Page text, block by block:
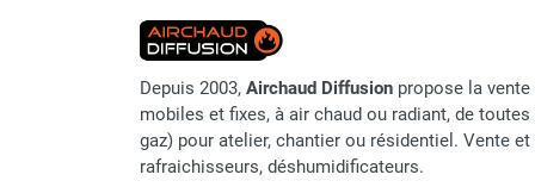
Chauffage FARM au gaz
Chauffage FARM au fioul
Chauffage d'atelier granulés / bois /
carton
Chaudière fixe à eau
Aérotherme fixe mural
Depuis 2003, Airchaud Diffusion propose la
mobiles et fixes, à air chaud ou radiant, de
gaz) pour atelier, chantier ou résidentiel. Vente
rafraichisseurs, déshumidificateurs.